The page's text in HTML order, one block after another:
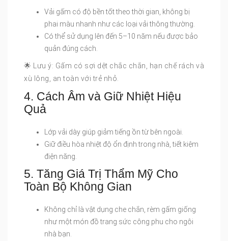
Vải gấm có độ bền tốt theo thời gian, không bị
phai màu nhanh như các loại vải thông thường.
Có thể sử dụng lên đến 5–10 năm nếu được bảo
quản đúng cách.
🌟 Lưu ý: Gấm có sợi dệt chắc chắn, hạn chế rách và
xù lông, an toàn với trẻ nhỏ.
4. Cách Âm và Giữ Nhiệt Hiệu
Quả
Lớp vải dày giúp giảm tiếng ồn từ bên ngoài.
Giữ điều hòa nhiệt độ ổn định trong nhà, tiết kiệm
điện năng.
5. Tăng Giá Trị Thẩm Mỹ Cho
Toàn Bộ Không Gian
Không chỉ là vật dụng che chắn, rèm gấm giống
như một món đồ trang sức công phu cho ngôi
nhà bạn.